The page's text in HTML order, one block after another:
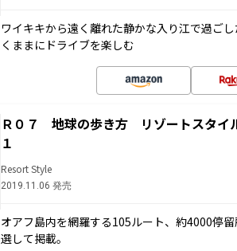
ワイキキから遠く離れた静かな入り江で過ご
くままにドライブを楽しむ
Ｒ０７ 地球の歩き方 リゾートスタ
１
Resort Style
2019.11.06 発売
オアフ島内を網羅する105ルート、約4000停
選して掲載。